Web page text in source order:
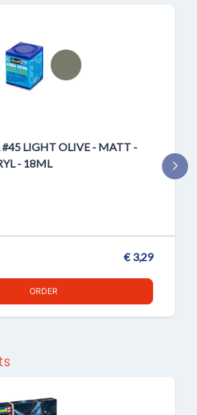
#45 LIGHT OLIVE - MATT -
- 18ML
€ 3,29
ORDER